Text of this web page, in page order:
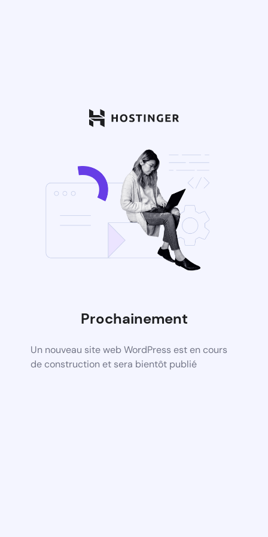
Prochainement
Un nouveau site web WordPress est en cours
de construction et sera bientôt publié